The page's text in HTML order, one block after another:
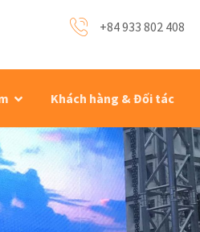
+84 933 802 408
Khách hàng & Đối tác